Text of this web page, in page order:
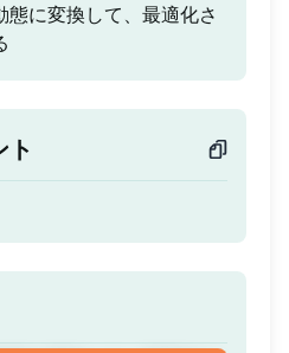
に変換して、最適化さ